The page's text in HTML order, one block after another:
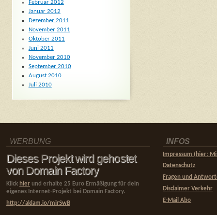
Februar 2012
Januar 2012
Dezember 2011
November 2011
Oktober 2011
Juni 2011
November 2010
September 2010
August 2010
Juli 2010
WERBUNG
Dieses Projekt wird gehostet
von Domain Factory
Klick hier und erhalte 25 Euro Ermäßigung für dein
eigenes Internet-Projekt bei Domain Factory.
http://aklam.io/mirSwB
INFOS
Impressum (hier:
Datenschutz
Fragen und
Disclaimer Verkehr
E-Mail Abo